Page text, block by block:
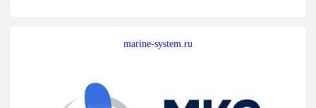
marine-system.ru